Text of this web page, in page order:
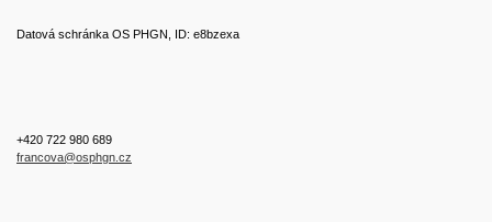
Datová schránka OS PHGN, ID: e8bzexa
+420 722 980 689
francova@osphgn.cz